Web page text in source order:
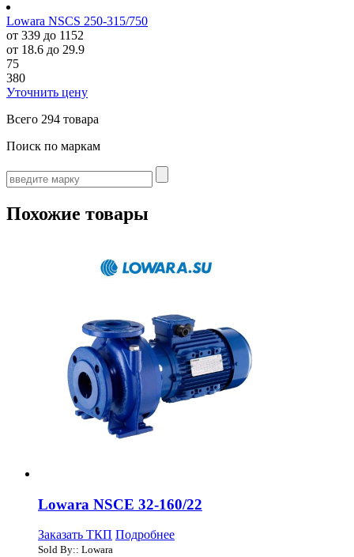
Lowara NSCS 250-315/750
от 339 до 1152
от 18.6 до 29.9
75
380
Уточнить цену
Всего 294 товара
Поиск по маркам
Похожие товары
Lowara NSCE 32-160/22
Заказать ТКП Подробнее
Sold By:: Lowara